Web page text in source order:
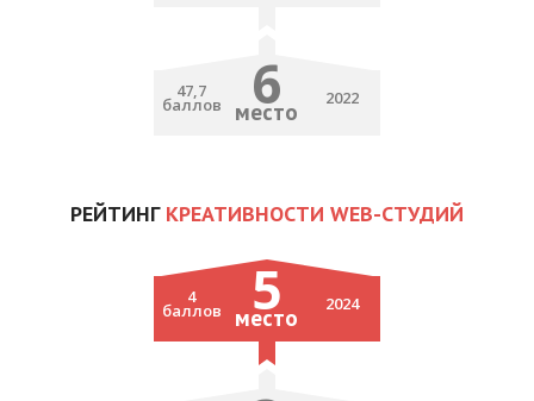
47,7
баллов 6
место 2022
РЕЙТИНГ КРЕАТИВНОСТИ WEB-СТУДИЙ
4
баллов 5
место 2024